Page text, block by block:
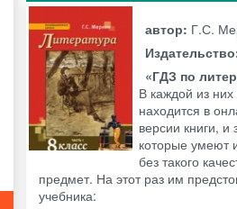
автор: Г.С.
«ГДЗ по
В каждой из
находится в
версии книги,
которые умеют
без такого
предмет. На этот раз им
учебника: